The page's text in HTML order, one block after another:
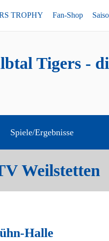
TROPHY Fan-Shop
Tigers -
Spiele/Ergebnisse
Weilstetten
Halle